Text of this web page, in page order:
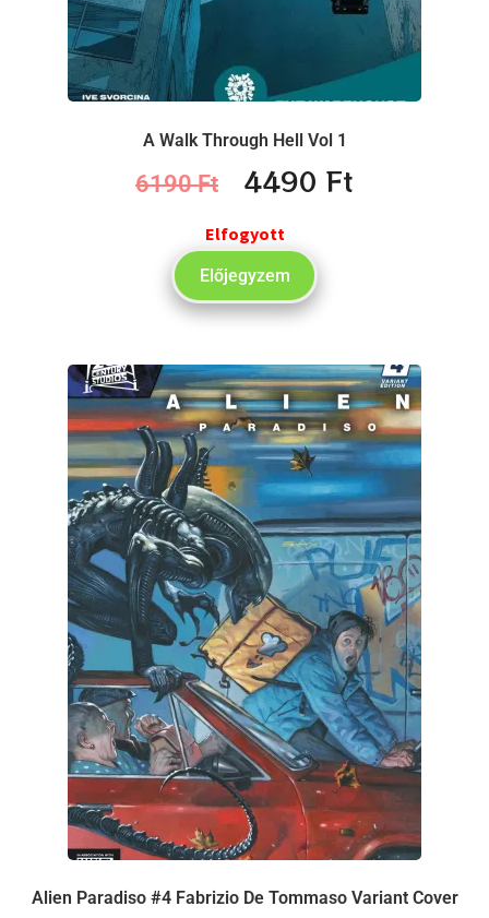
A Walk Through Hell Vol 1
6190Ft 4490 Ft
Elfogyott
Előjegyzem
Alien Paradiso #4 Fabrizio De Tommaso Variant Cover